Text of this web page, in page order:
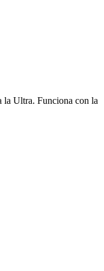
la Ultra. Funciona con la